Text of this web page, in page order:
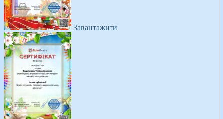
Завантажити